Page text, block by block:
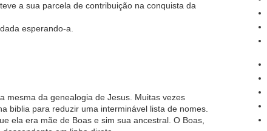
a sua parcela de contribuição na conquista da
esperando-a.
mesma da genealogia de Jesus. Muitas vezes
biblia para reduzir uma interminável lista de nomes.
ela era mãe de Boas e sim sua ancestral. O Boas,